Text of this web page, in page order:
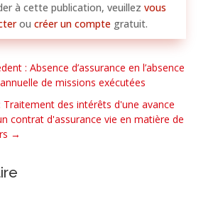
à cette publication, veuillezvous
oucréer un compte gratuit.
: Absence d’assurance en l’absence
de missions exécutées
Traitement des intérêts d'une avance
contrat d'assurance vie en matière de
→